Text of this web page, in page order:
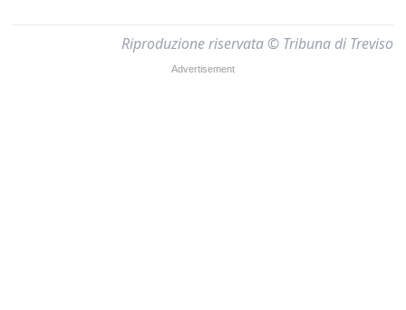
Riproduzione riservata © Tribuna di Treviso